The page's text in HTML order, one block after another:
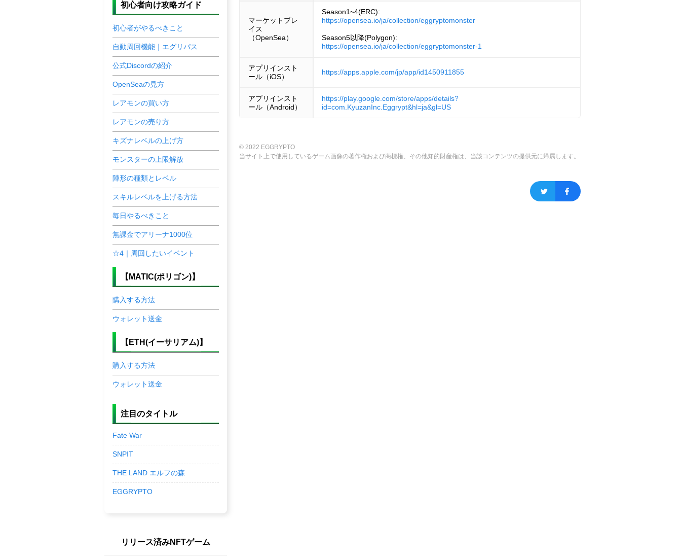
マーケットプレ
イス
（OpenSea）
Season1~4(ERC):
https://opensea.io/ja/collection/eggryptomonster
Season5以降(Polygon):
https://opensea.io/ja/collection/eggryptomonster-1
アプリインスト
ール（iOS）
https://apps.apple.com/jp/app/id1450911855
アプリインスト
ール（Android）
https://play.google.com/store/apps/details?
id=com.KyuzanInc.Eggrypt&hl=ja&gl=US
© 2022 EGGRYPTO
当サイト上で使用しているゲーム画像の著作権および商標権、その他知的財産権は、当該コンテンツの提供元に帰属します。
初心者向け攻略ガイド
初心者がやるべきこと
自動周回機能｜エグリパス
公式Discordの紹介
OpenSeaの見方
レアモンの買い方
レアモンの売り方
キズナレベルの上げ方
モンスターの上限解放
陣形の種類とレベル
スキルレベルを上げる方法
毎日やるべきこと
無課金でアリーナ1000位
☆4｜周回したいイベント
【MATIC(ポリゴン)】
購入する方法
ウォレット送金
【ETH(イーサリアム)】
購入する方法
ウォレット送金
注目のタイトル
Fate War
SNPIT
THE LAND エルフの森
EGGRYPTO
リリース済みNFTゲーム